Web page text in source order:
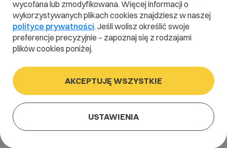
.lc
Szukaj
wycofana lub zmodyfikowana. Więcej informacji o
wykorzystywanych plikach cookies znajdziesz w naszej
polityce prywatności. Jeśli wolisz określić swoje
preferencje precyzyjnie – zapoznaj się z rodzajami
plików cookies poniżej.
AKCEPTUJĘ WSZYSTKIE
USTAWIENIA